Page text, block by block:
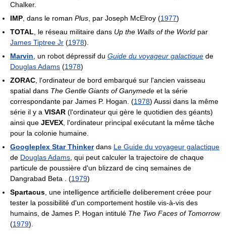
Chalker.
IMP , dans le roman Plus , par Joseph McElroy (1977)
TOTAL , le réseau militaire dans Up the Walls of the World par
James Tiptree Jr (1978).
Marvin , un robot dépressif du Guide du voyageur galactique de
Douglas Adams (1978)
ZORAC , l'ordinateur de bord embarqué sur l'ancien vaisseau
spatial dans The Gentle Giants of Ganymede et la série
correspondante par James P. Hogan. (1978) Aussi dans la même
série il y a VISAR (l'ordinateur qui gère le quotidien des géants)
ainsi que JEVEX , l'ordinateur principal exécutant la même tâche
pour la colonie humaine.
Googleplex Star Thinkerdans Le Guide du voyageur galactique
de Douglas Adams , qui peut calculer la trajectoire de chaque
particule de poussière d'un blizzard de cinq semaines de
Dangrabad Beta . (1979)
Spartacus , une intelligence artificielle deliberement créee pour
tester la possibilité d'un comportement hostile vis-à-vis des
humains, de James P. Hogan intitulé The Two Faces of Tomorrow
(1979).